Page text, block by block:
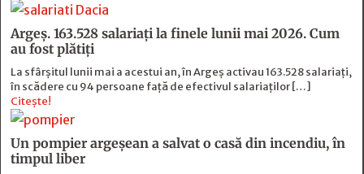
Argeș. 163.528 salariați la finele lunii mai 2026. Cum
au fost plătiți
La sfârșitul lunii mai a acestui an, în Argeş activau 163.528 salariați,
în scădere cu 94 persoane faţă de efectivul salariaţilor […]
Citește!
Un pompier argeșean a salvat o casă din incendiu, în
timpul liber